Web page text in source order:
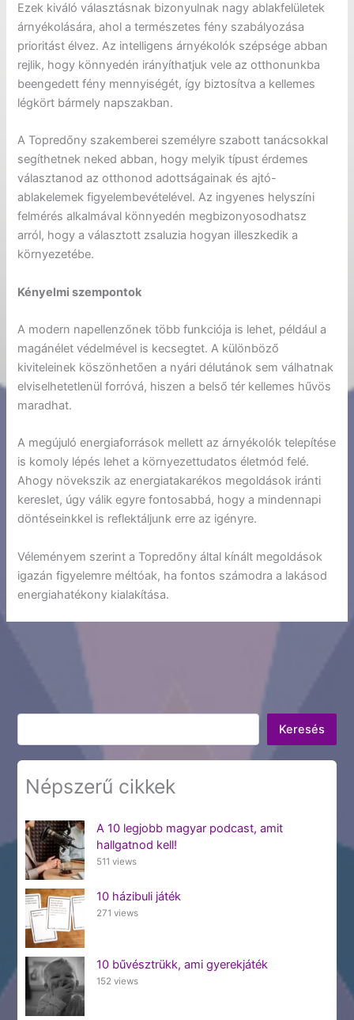
Ezek kiváló választásnak bizonyulnak nagy ablakfelületek
árnyékolására, ahol a természetes fény szabályozása
prioritást élvez. Az intelligens árnyékolók szépsége abban
rejlik, hogy könnyedén irányíthatjuk vele az otthonunkba
beengedett fény mennyiségét, így biztosítva a kellemes
légkört bármely napszakban.
A Topredőny szakemberei személyre szabott tanácsokkal
segíthetnek neked abban, hogy melyik típust érdemes
választanod az otthonod adottságainak és ajtó-
ablakelemek figyelembevételével. Az ingyenes helyszíni
felmérés alkalmával könnyedén megbizonyosodhatsz
arról, hogy a választott zsaluzia hogyan illeszkedik a
környezetébe.
Kényelmi szempontok
A modern napellenzőnek több funkciója is lehet, például a
magánélet védelmével is kecsegtet. A különböző
kiviteleinek köszönhetően a nyári délutánok sem válhatnak
elviselhetetlenül forróvá, hiszen a belső tér kellemes hűvös
maradhat.
A megújuló energiaforrások mellett az árnyékolók telepítése
is komoly lépés lehet a környezettudatos életmód felé.
Ahogy növekszik az energiatakarékos megoldások iránti
kereslet, úgy válik egyre fontosabbá, hogy a mindennapi
döntéseinkkel is reflektáljunk erre az igényre.
Véleményem szerint a Topredőny által kínált megoldások
igazán figyelemre méltóak, ha fontos számodra a lakásod
energiahatékony kialakítása.
Keresés
Keresés
Népszerű cikkek
A 10 legjobb magyar podcast, amit
hallgatnod kell!
511 views
10 házibuli játék
271 views
10 bűvésztrükk, ami gyerekjáték
152 views